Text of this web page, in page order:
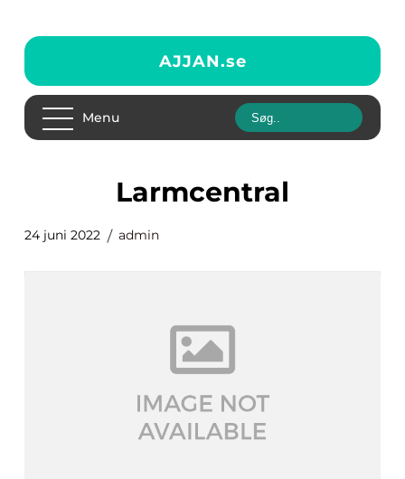
AJJAN.se
Menu
Larmcentral
24 juni 2022 admin